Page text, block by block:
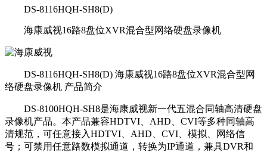
DS-8116HQH-SH8(D)
海康威视16路8盘位XVR混合型网络硬盘录像机
DS-8116HQH-SH8(D) 海康威视16路8盘位XVR混合型网
络硬盘录像机 产品简介
DS-8100HQH-SH8是海康威视新一代五混合同轴高清硬盘
录像机产品。本产品兼容HDTVI、AHD、CVI等多种同轴高
清规范，可任意接入HDTVI、AHD、CVI、模拟、网络信
号；可禁用任意路数模拟通道，转换为IP通道，兼具DVR和